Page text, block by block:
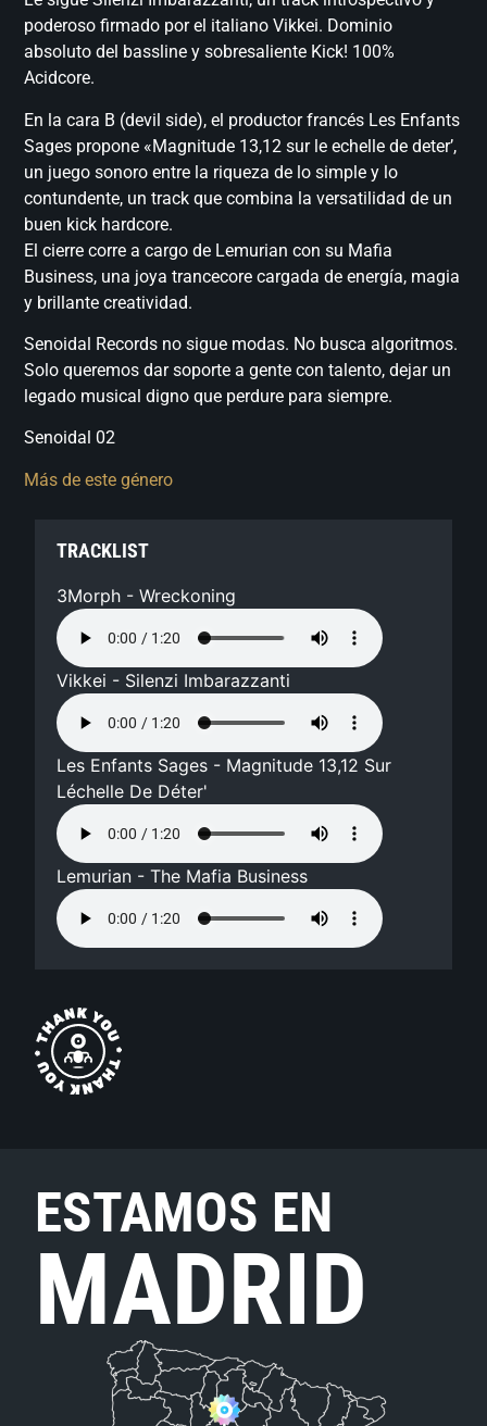
poderoso firmado por el italiano Vikkei. Dominio
absoluto del bassline y sobresaliente Kick! 100%
Acidcore.
En la cara B (devil side), el productor francés Les Enfants
Sages propone «Magnitude 13,12 sur le echelle de deter’,
un juego sonoro entre la riqueza de lo simple y lo
contundente, un track que combina la versatilidad de un
buen kick hardcore.
El cierre corre a cargo de Lemurian con su Mafia
Business, una joya trancecore cargada de energía, magia
y brillante creatividad.
Senoidal Records no sigue modas. No busca algoritmos.
Solo queremos dar soporte a gente con talento, dejar un
legado musical digno que perdure para siempre.
Senoidal 02
Más de este género
TRACKLIST
3Morph - Wreckoning
Vikkei - Silenzi Imbarazzanti
Les Enfants Sages - Magnitude 13,12 Sur
Léchelle De Déter'
Lemurian - The Mafia Business
ESTAMOS EN
MADRID